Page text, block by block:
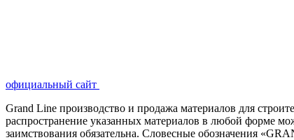
официальный сайт
Grand Line производство и продажа материалов для
распространение указанных материалов в любой форме
заимствования обязательна. Словесные обозначения